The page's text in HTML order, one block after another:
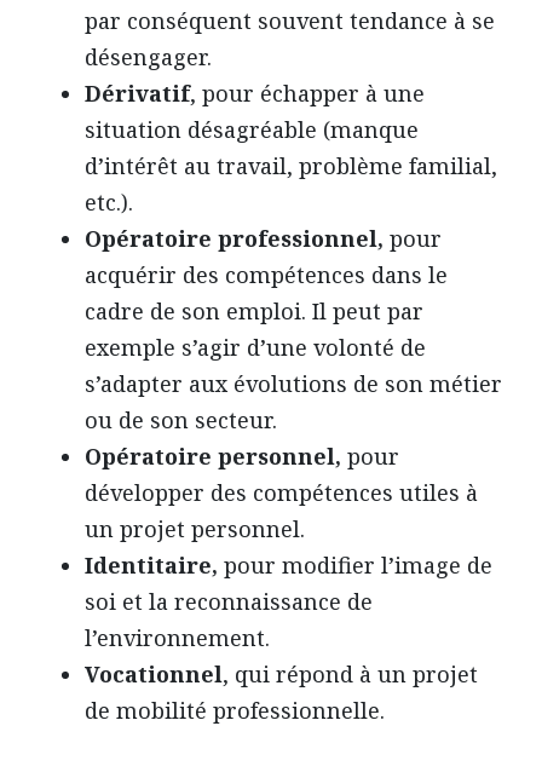
par conséquent souvent tendance à se
désengager.
Dérivatif, pour échapper à une
situation désagréable (manque
d’intérêt au travail, problème familial,
etc.).
Opératoire professionnel, pour
acquérir des compétences dans le
cadre de son emploi. Il peut par
exemple s’agir d’une volonté de
s’adapter aux évolutions de son métier
ou de son secteur.
Opératoire personnel, pour
développer des compétences utiles à
un projet personnel.
Identitaire, pour modifier l’image de
soi et la reconnaissance de
l’environnement.
Vocationnel, qui répond à un projet
de mobilité professionnelle.